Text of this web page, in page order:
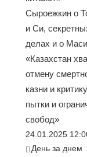
Сыроежкин о
и Си,
делах и о
«Казахстан
отмену
казни и
пытки и
свобод»
24.01.2025
День за днем